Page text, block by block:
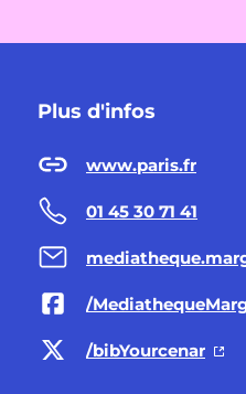
Plus d'infos
www.paris.fr
01 45 30 71 41
/bibYourcenar